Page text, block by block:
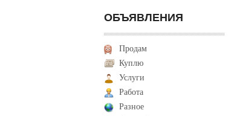
ОБЪЯВЛЕНИЯ
Продам
Куплю
Услуги
Работа
Разное